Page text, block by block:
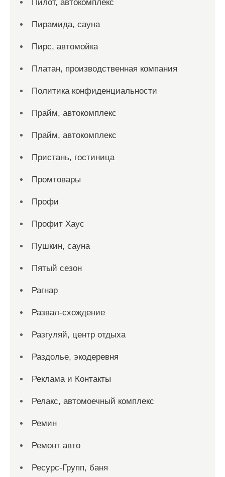
Пилот, автокомплекс
Пирамида, сауна
Пирс, автомойка
Платан, производственная компания
Политика конфиденциальности
Прайм, автокомплекс
Прайм, автокомплекс
Пристань, гостиница
Промтовары
Профи
Профит Хаус
Пушкин, сауна
Пятый сезон
Рагнар
Развал-схождение
Разгуляй, центр отдыха
Раздолье, экодеревня
Реклама и Контакты
Релакс, автомоечный комплекс
Ремин
Ремонт авто
Ресурс-Групп, баня